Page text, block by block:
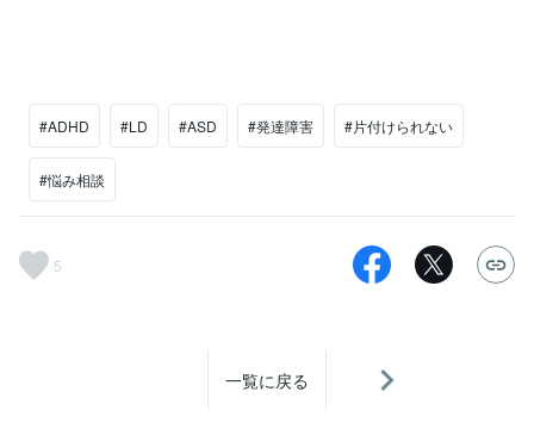
#ADHD #LD #ASD #発達障害 #片付けられない
#悩み相談
5
一覧に戻る